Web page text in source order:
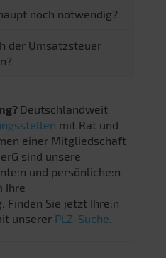
noch notwendig?
der Umsatzsteuer
Deutschlandweit
mit Rat und
einer Mitgliedschaft
sind unsere
und persönliche:n
Ihre
Finden Sie jetzt Ihre:n
unserer PLZ-Suche